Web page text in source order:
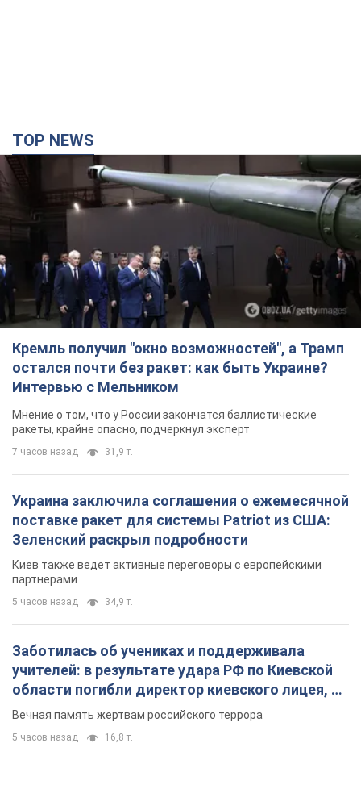
TOP NEWS
Кремль получил "окно возможностей", а Трамп
остался почти без ракет: как быть Украине?
Интервью с Мельником
Мнение о том, что у России закончатся баллистические
ракеты, крайне опасно, подчеркнул эксперт
7 часов назад 31,9 т.
Украина заключила соглашения о ежемесячной
поставке ракет для системы Patriot из США:
Зеленский раскрыл подробности
Киев также ведет активные переговоры с европейскими
партнерами
5 часов назад 34,9 т.
Заботилась об учениках и поддерживала
учителей: в результате удара РФ по Киевской
области погибли директор киевского лицея, её
муж и внук
Вечная память жертвам российского террора
5 часов назад 16,8 т.